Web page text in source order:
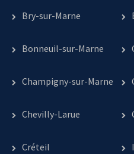
Bry-sur-Marne
Bonneuil-sur-Marne
Champigny-sur-Marne
Chevilly-Larue
Créteil